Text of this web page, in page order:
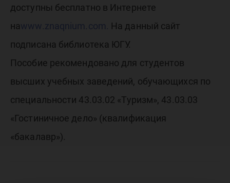
доступны бесплатно в Интернете
наwww.znaqnium.com.
На данный сайт
подписана библиотека ЮГУ.
Пособие рекомендовано для студентов
высших учебных заведений, обучающихся по
специальности 43.03.02 «Туризм», 43.03.03
«Гостиничное дело» (квалификация
«бакалавр»).